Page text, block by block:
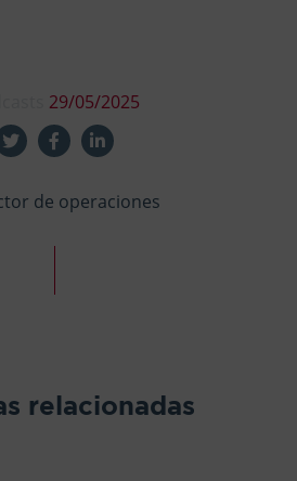
29/05/2025
de operaciones
relacionadas